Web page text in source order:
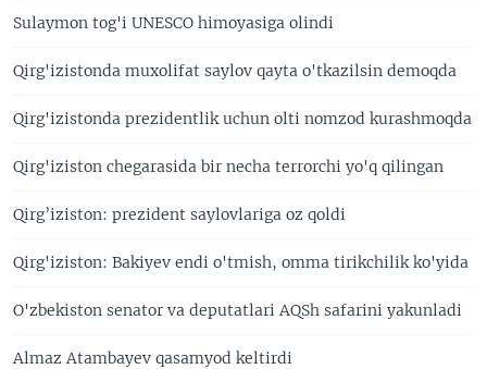
Sulaymon tog'i UNESCO himoyasiga olindi
Qirg'izistonda muxolifat saylov qayta o'tkazilsin demoqda
Qirg'izistonda prezidentlik uchun olti nomzod kurashmoqda
Qirg'iziston chegarasida bir necha terrorchi yo'q qilingan
Qirg’iziston: prezident saylovlariga oz qoldi
Qirg'iziston: Bakiyev endi o'tmish, omma tirikchilik ko'yida
O'zbekiston senator va deputatlari AQSh safarini yakunladi
Almaz Atambayev qasamyod keltirdi